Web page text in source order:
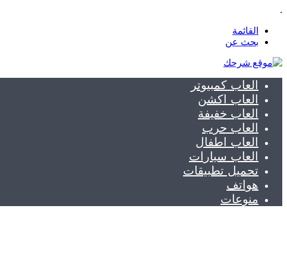
.
القائمة
بحث عن
العاب كمبيوتر
العاب اكشن
العاب خفيفة
العاب حرب
العاب اطفال
العاب سيارات
تحميل تطبيقات
هواتف
منوعات